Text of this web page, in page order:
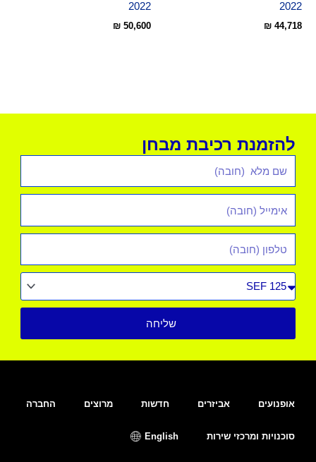
2022
₪ 44,718
2022
₪ 50,600
להזמנת רכיבת מבחן
מלא
רכב
שליחה
אופנועים אביזרים חדשות מרוצים החברה
סוכנויות ומרכזי שירות English